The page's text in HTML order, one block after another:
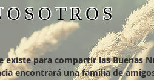
existe para compartir las Buenas
encontrará una familia de